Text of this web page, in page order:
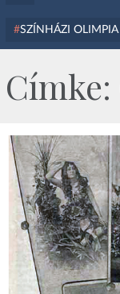
SZÍNHÁZI OLIMPIA
Címke: